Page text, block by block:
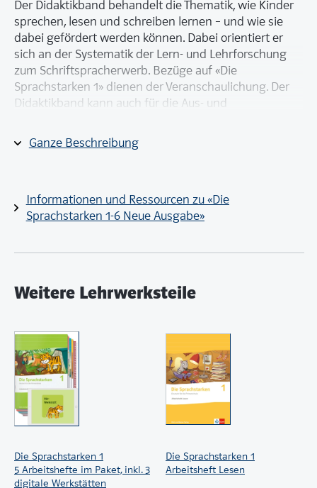
Ganze Beschreibung
Der Didaktikband behandelt die Thematik, wie Kinder
sprechen, lesen und schreiben lernen – und wie sie
dabei gefördert werden können. Dabei orientiert er
sich an der Systematik der Lern- und Lehrforschung
zum Schriftspracherwerb. Bezüge auf «Die
Sprachstarken 1» dienen der Veranschaulichung. Der
Didaktikband kann auch für die Aus- und
Informationen und Ressourcen zu «Die
Sprachstarken 1-6 Neue Ausgabe»
Weitere Lehrwerksteile
Die Sprachstarken 1
5 Arbeitshefte im Paket, inkl. 3
digitale Werkstätten
Die Sprachstarken 1
Arbeitsheft Lesen